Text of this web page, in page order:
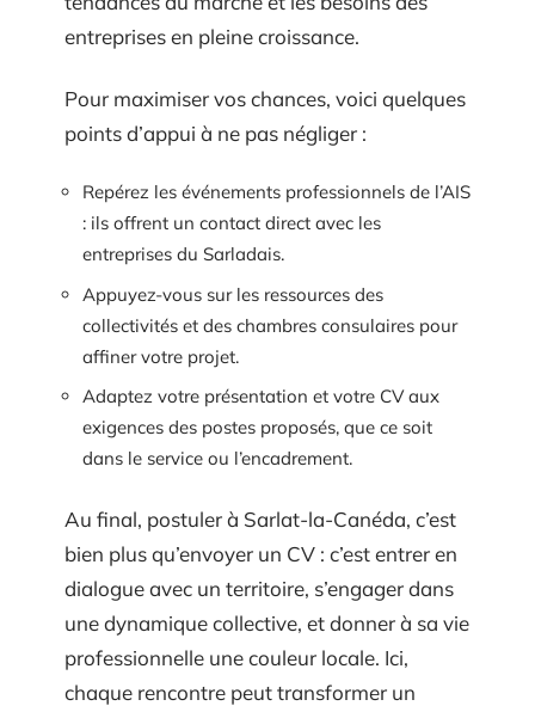
entreprises en pleine croissance.
Pour maximiser vos chances, voici quelques
points d’appui à ne pas négliger :
Repérez les événements professionnels de l’AIS
: ils offrent un contact direct avec les
entreprises du Sarladais.
Appuyez-vous sur les ressources des
collectivités et des chambres consulaires pour
affiner votre projet.
Adaptez votre présentation et votre CV aux
exigences des postes proposés, que ce soit
dans le service ou l’encadrement.
Au final, postuler à Sarlat-la-Canéda, c’est
bien plus qu’envoyer un CV : c’est entrer en
dialogue avec un territoire, s’engager dans
une dynamique collective, et donner à sa vie
professionnelle une couleur locale. Ici,
chaque rencontre peut transformer un